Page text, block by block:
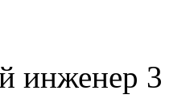
инженер 3